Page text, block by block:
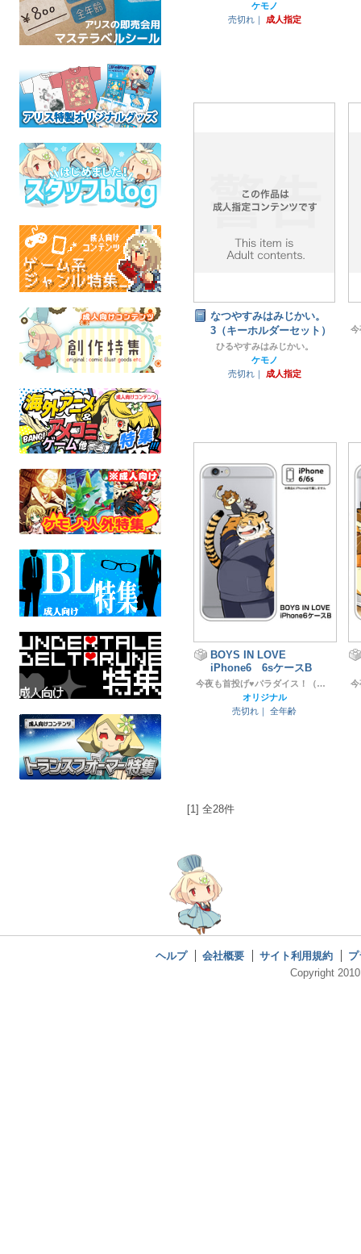
ケモノ
売切れ｜
成人指定
なつやすみはみじかい。
3（キーホルダーセット）
ひるやすみはみじかい。
ケモノ
売切れ｜
成人指定
BOYS IN LOVE
iPhone6 6sケースB
今夜も首投げ♥パラダイス！（旧肥後色情屋）
オリジナル
売切れ｜
全年齢
[1] 全28件
ヘルプ 会社概要 サイト利用規約
Copyright